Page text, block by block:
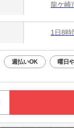
龍ケ崎
1日8時
週払いOK 曜日